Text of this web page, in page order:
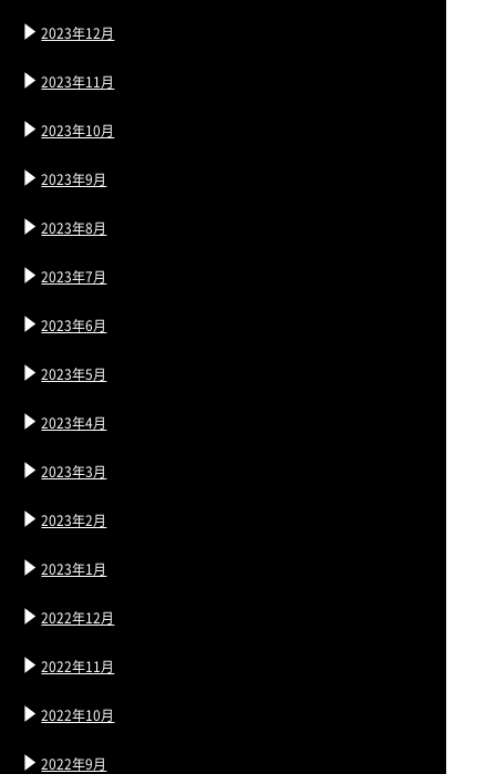
2023年12月
2023年11月
2023年10月
2023年9月
2023年8月
2023年7月
2023年6月
2023年5月
2023年4月
2023年3月
2023年2月
2023年1月
2022年12月
2022年11月
2022年10月
2022年9月